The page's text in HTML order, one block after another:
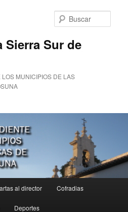
Sierra Sur de
MUNICIPIOS DE LAS
al director Cofradias
Deportes